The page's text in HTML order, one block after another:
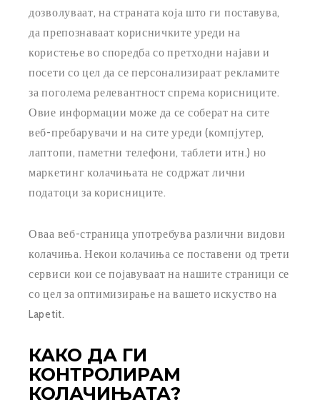
дозволуваат, на страната која што ги поставува,
да препознаваат корисничките уреди на
користење во споредба со претходни најави и
посети со цел да се персонализираат рекламите
за поголема релевантност спрема корисниците.
Овие информации може да се соберат на сите
веб-пребарувачи и на сите уреди (компјутер,
лаптопи, паметни телефони, таблети итн.) но
маркетинг колачињата не содржат лични
податоци за корисниците.
Оваа веб-страница употребува различни видови
колачиња. Некои колачиња се поставени од трети
сервиси кои се појавуваат на нашите страници се
со цел за оптимизирање на вашето искуство на
Lapetit.
КАКО ДА ГИ
КОНТРОЛИРАМ
КОЛАЧИЊАТА?